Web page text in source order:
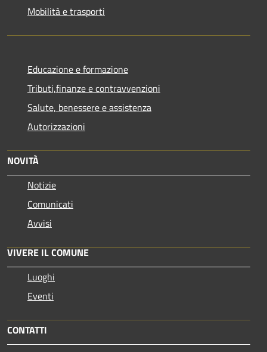
Mobilità e trasporti
Educazione e formazione
Tributi,finanze e contravvenzioni
Salute, benessere e assistenza
Autorizzazioni
NOVITÀ
Notizie
Comunicati
Avvisi
VIVERE IL COMUNE
Luoghi
Eventi
CONTATTI